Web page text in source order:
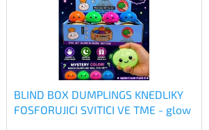
BLIND BOX DUMPLINGS KNEDLIKY
FOSFORUJICI SVITICI VE TME - glow